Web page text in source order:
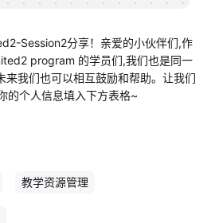
Session2分享！亲爱的小伙伴们,作
program 的学员们,我们也是同一
来我们也可以相互鼓励和帮助。让我们
的个人信息填入下方表格~
教学资源管理